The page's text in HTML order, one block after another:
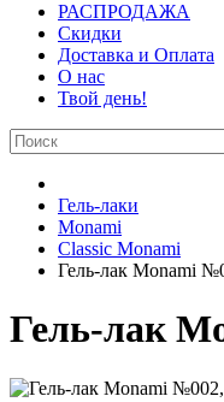
РАСПРОДАЖА
Скидки
Доставка и Оплата
О нас
Твой день!
Гель-лаки
Monami
Classic Monami
Гель-лак Monami
Гель-лак